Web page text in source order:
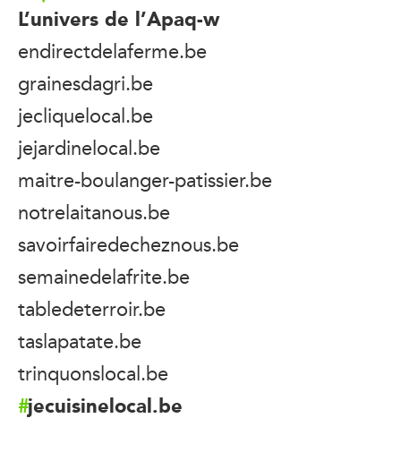
L’univers de l’Apaq-w
endirectdelaferme.be
grainesdagri.be
jecliquelocal.be
jejardinelocal.be
maitre-boulanger-patissier.be
notrelaitanous.be
savoirfairedecheznous.be
semainedelafrite.be
tabledeterroir.be
taslapatate.be
trinquonslocal.be
jecuisinelocal.be